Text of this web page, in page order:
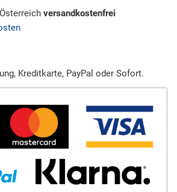
versandkostenfrei
Kreditkarte, PayPal oder Sofort.